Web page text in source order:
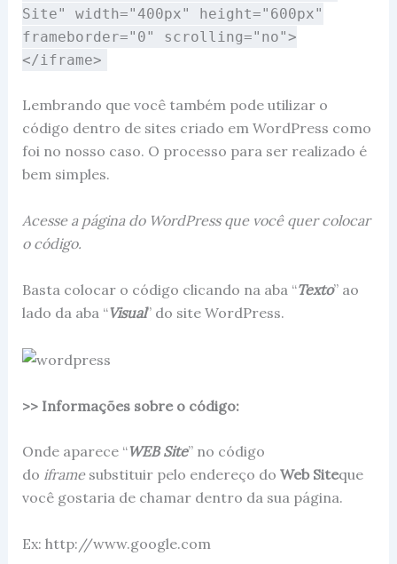
Site" width="400px" height="600px"
frameborder="0" scrolling="no">
</iframe>
Lembrando que você também pode utilizar o
código dentro de sites criado em WordPress como
foi no nosso caso. O processo para ser realizado é
bem simples.
Acesse a página do WordPress que você quer colocar
o código.
Basta colocar o código clicando na aba “Texto” ao
lado da aba “Visual” do site WordPress.
>> Informações sobre o código:
Onde aparece “WEB Site” no código
do iframesubstituir pelo endereço do Web Siteque
você gostaria de chamar dentro da sua página.
Ex: http://www.google.com